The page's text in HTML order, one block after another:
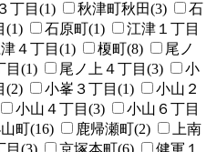
丁目(1) 秋津町秋田(3)
石
(1) 石原町(1)
江津１丁目
４丁目(1) 榎町(8)
尾ノ
目(1) 尾ノ上４丁目(3)
小
(2) 小峯３丁目(1)
小山２
小山４丁目(3)
小山６丁目
町(16) 鹿帰瀬町(2)
上南
目(3) 京塚本町(6)
健軍１